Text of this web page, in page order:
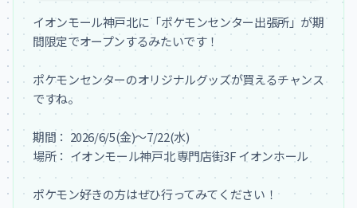
イオンモール神戸北に「ポケモンセンター出張所」が期
間限定でオープンするみたいです！
ポケモンセンターのオリジナルグッズが買えるチャンス
ですね。
期間： 2026/6/5(金)～7/22(水)
場所： イオンモール神戸北 専門店街3F イオンホール
ポケモン好きの方はぜひ行ってみてください！